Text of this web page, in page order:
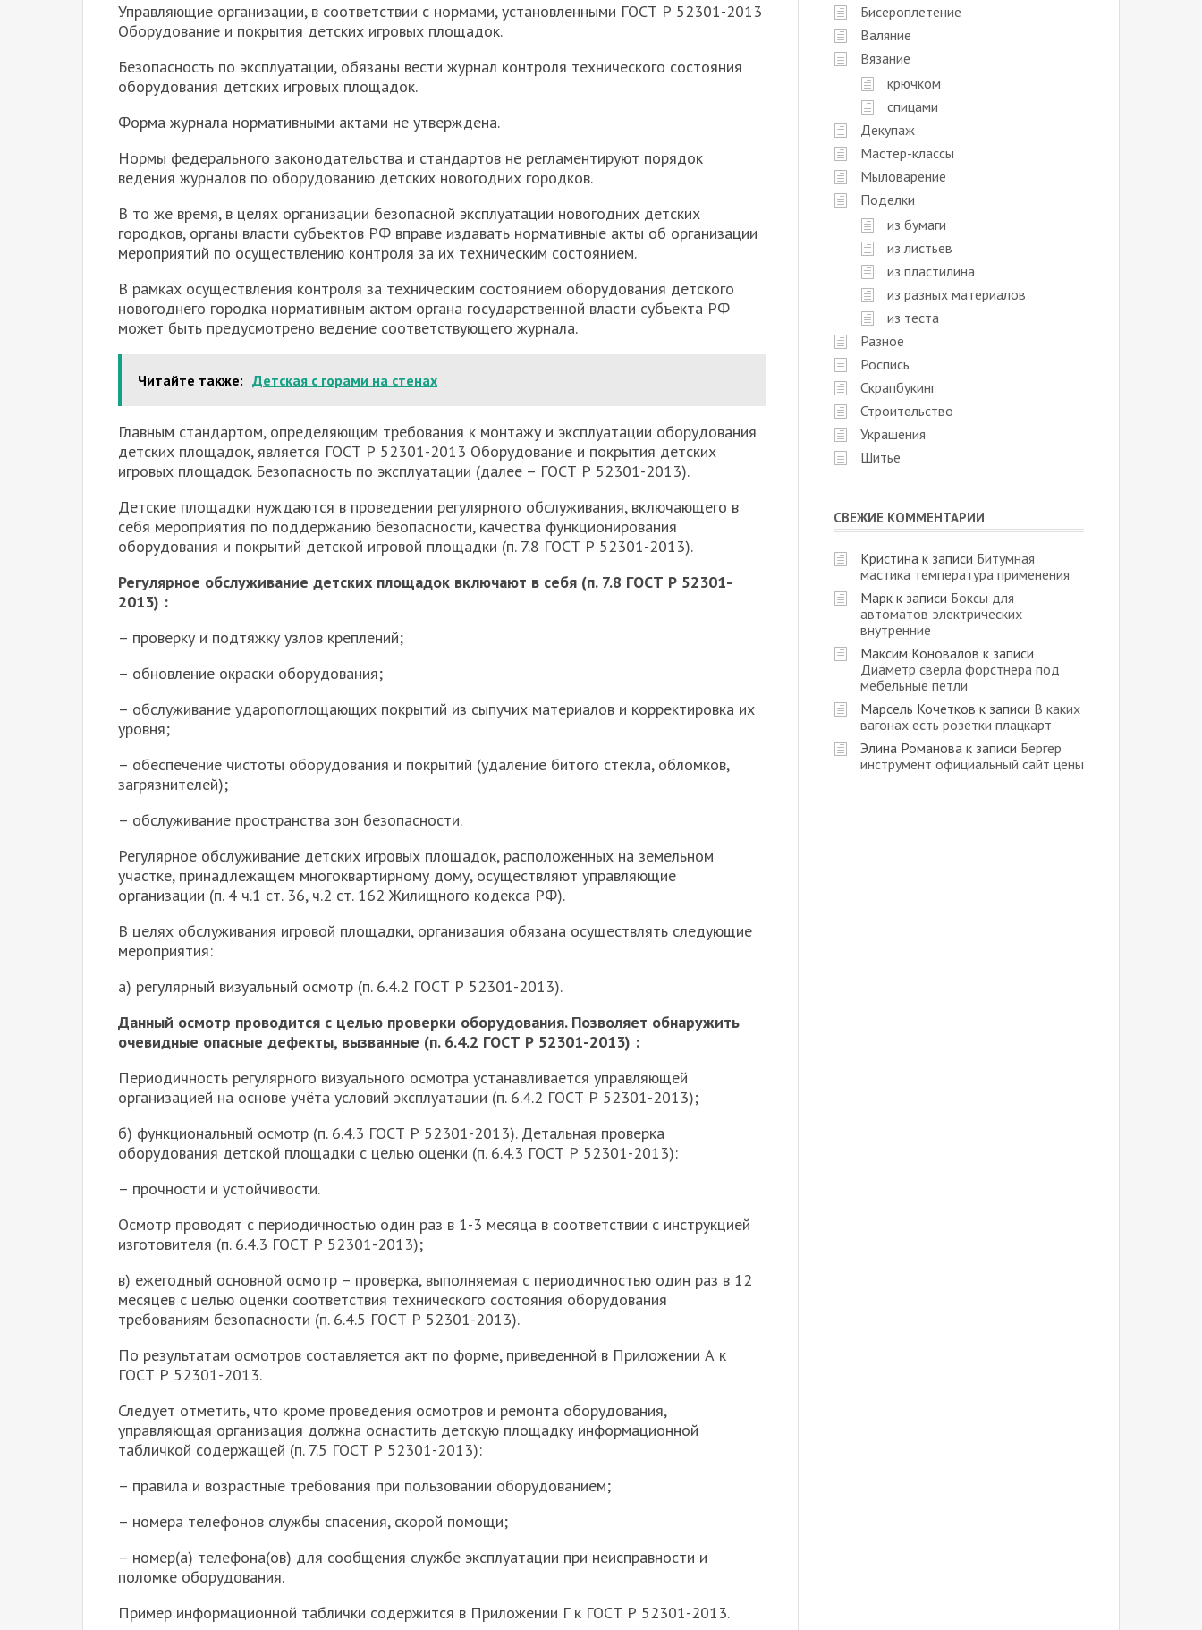
Управляющие организации, в соответствии с нормами, установленными ГОСТ Р 52301-2013
Оборудование и покрытия детских игровых площадок.
Безопасность по эксплуатации, обязаны вести журнал контроля технического состояния
оборудования детских игровых площадок.
Форма журнала нормативными актами не утверждена.
Нормы федерального законодательства и стандартов не регламентируют порядок
ведения журналов по оборудованию детских новогодних городков.
В то же время, в целях организации безопасной эксплуатации новогодних детских
городков, органы власти субъектов РФ вправе издавать нормативные акты об организации
мероприятий по осуществлению контроля за их техническим состоянием.
В рамках осуществления контроля за техническим состоянием оборудования детского
новогоднего городка нормативным актом органа государственной власти субъекта РФ
может быть предусмотрено ведение соответствующего журнала.
Читайте также: Детская с горами на стенах
Главным стандартом, определяющим требования к монтажу и эксплуатации оборудования
детских площадок, является ГОСТ Р 52301-2013 Оборудование и покрытия детских
игровых площадок. Безопасность по эксплуатации (далее – ГОСТ Р 52301-2013).
Детские площадки нуждаются в проведении регулярного обслуживания, включающего в
себя мероприятия по поддержанию безопасности, качества функционирования
оборудования и покрытий детской игровой площадки (п. 7.8 ГОСТ Р 52301-2013).
Регулярное обслуживание детских площадок включают в себя (п. 7.8 ГОСТ Р 52301-
2013) :
– проверку и подтяжку узлов креплений;
– обновление окраски оборудования;
– обслуживание ударопоглощающих покрытий из сыпучих материалов и корректировка их
уровня;
– обеспечение чистоты оборудования и покрытий (удаление битого стекла, обломков,
загрязнителей);
– обслуживание пространства зон безопасности.
Регулярное обслуживание детских игровых площадок, расположенных на земельном
участке, принадлежащем многоквартирному дому, осуществляют управляющие
организации (п. 4 ч.1 ст. 36, ч.2 ст. 162 Жилищного кодекса РФ).
В целях обслуживания игровой площадки, организация обязана осуществлять следующие
мероприятия:
а) регулярный визуальный осмотр (п. 6.4.2 ГОСТ Р 52301-2013).
Данный осмотр проводится с целью проверки оборудования. Позволяет обнаружить
очевидные опасные дефекты, вызванные (п. 6.4.2 ГОСТ Р 52301-2013) :
Периодичность регулярного визуального осмотра устанавливается управляющей
организацией на основе учёта условий эксплуатации (п. 6.4.2 ГОСТ Р 52301-2013);
б) функциональный осмотр (п. 6.4.3 ГОСТ Р 52301-2013). Детальная проверка
оборудования детской площадки с целью оценки (п. 6.4.3 ГОСТ Р 52301-2013):
– прочности и устойчивости.
Осмотр проводят с периодичностью один раз в 1-3 месяца в соответствии с инструкцией
изготовителя (п. 6.4.3 ГОСТ Р 52301-2013);
в) ежегодный основной осмотр – проверка, выполняемая с периодичностью один раз в 12
месяцев с целью оценки соответствия технического состояния оборудования
требованиям безопасности (п. 6.4.5 ГОСТ Р 52301-2013).
По результатам осмотров составляется акт по форме, приведенной в Приложении А к
ГОСТ Р 52301-2013.
Следует отметить, что кроме проведения осмотров и ремонта оборудования,
управляющая организация должна оснастить детскую площадку информационной
табличкой содержащей (п. 7.5 ГОСТ Р 52301-2013):
– правила и возрастные требования при пользовании оборудованием;
– номера телефонов службы спасения, скорой помощи;
– номер(а) телефона(ов) для сообщения службе эксплуатации при неисправности и
поломке оборудования.
Пример информационной таблички содержится в Приложении Г к ГОСТ Р 52301-2013.
Бисероплетение
Валяние
Вязание
крючком
спицами
Декупаж
Мастер-классы
Мыловарение
Поделки
из бумаги
из листьев
из пластилина
из разных материалов
из теста
Разное
Роспись
Скрапбукинг
Строительство
Украшения
Шитье
СВЕЖИЕ КОММЕНТАРИИ
Кристина к записи Битумная
мастика температура применения
Марк к записи Боксы для
автоматов электрических
внутренние
Максим Коновалов к записи
Диаметр сверла форстнера под
мебельные петли
Марсель Кочетков к записи В каких
вагонах есть розетки плацкарт
Элина Романова к записи Бергер
инструмент официальный сайт цены